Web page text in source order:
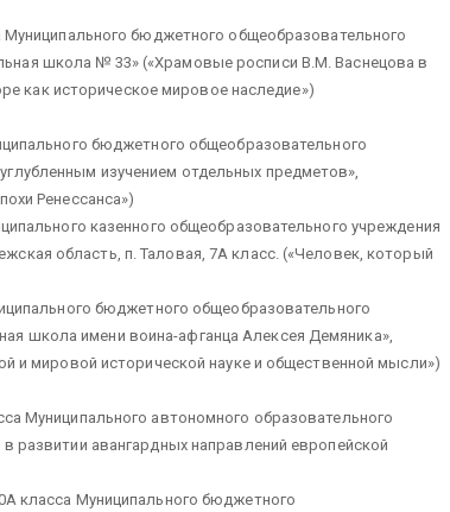
бюджетного общеобразовательного
школа № 33» («Храмовые росписи В.М. Васнецова в
как историческое мировое наследие»)
бюджетного общеобразовательного
изучением отдельных предметов»,
Ренессанса»)
казенного общеобразовательного учреждения
область, п. Таловая, 7А класс. («Человек, который
бюджетного общеобразовательного
школа имени воина-афганца Алексея Демяника»,
и мировой исторической науке и общественной мысли»)
Муниципального автономного образовательного
развитии авангардных направлений европейской
класса Муниципального бюджетного